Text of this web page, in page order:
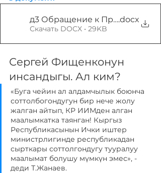
д3 Обращение к Президенту
.docx
Скачать DOCX • 29KB
Сергей Фищенконун
инсандыгы. Ал ким?
«Буга чейин ал алдамчылык боюнча
соттолбогондугун бир нече жолу
жалган айтып, КР ИИМден алган
маалымкатка таянган! Кыргыз
Республикасынын Ички иштер
министрлигинде республикадан
сырткары соттолгондугу тууралуу
маалымат болушу мүмкүн эмес», -
деди Т.Жанаев.